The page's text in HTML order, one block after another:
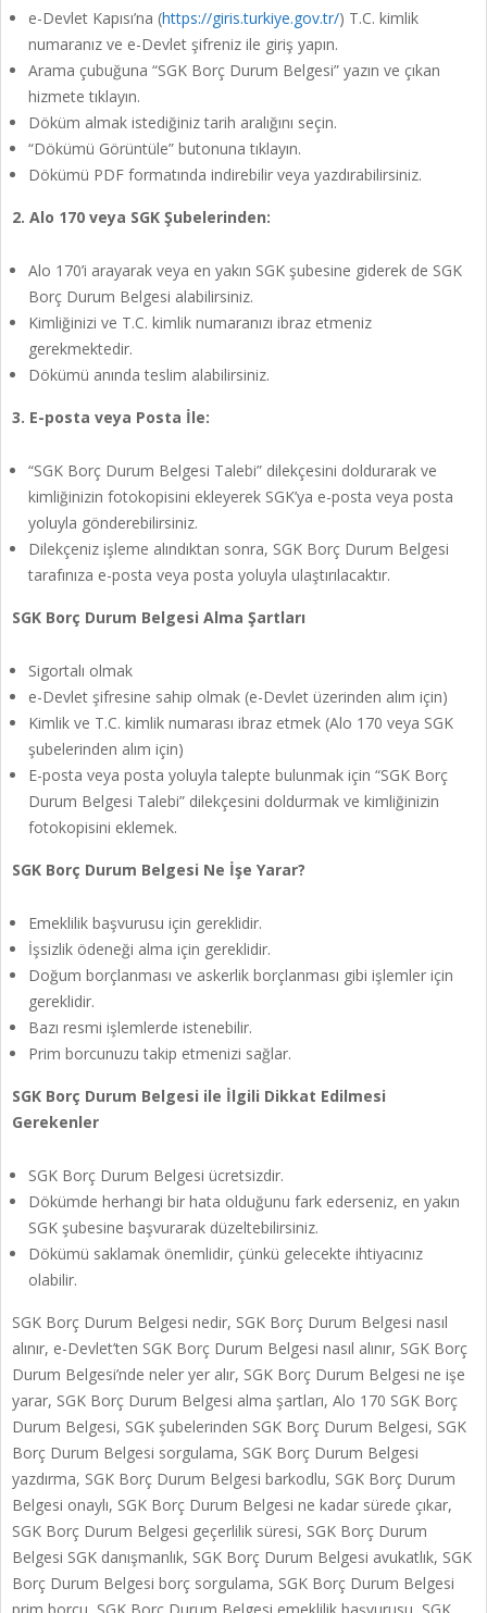
e-Devlet Kapısı’na (https://giris.turkiye.gov.tr/) T.C. kimlik
numaranız ve e-Devlet şifreniz ile giriş yapın.
Arama çubuğuna “SGK Borç Durum Belgesi” yazın ve çıkan
hizmete tıklayın.
Döküm almak istediğiniz tarih aralığını seçin.
“Dökümü Görüntüle” butonuna tıklayın.
Dökümü PDF formatında indirebilir veya yazdırabilirsiniz.
2. Alo 170 veya SGK Şubelerinden:
Alo 170’i arayarak veya en yakın SGK şubesine giderek de SGK
Borç Durum Belgesi alabilirsiniz.
Kimliğinizi ve T.C. kimlik numaranızı ibraz etmeniz
gerekmektedir.
Dökümü anında teslim alabilirsiniz.
3. E-posta veya Posta İle:
“SGK Borç Durum Belgesi Talebi” dilekçesini doldurarak ve
kimliğinizin fotokopisini ekleyerek SGK’ya e-posta veya posta
yoluyla gönderebilirsiniz.
Dilekçeniz işleme alındıktan sonra, SGK Borç Durum Belgesi
tarafınıza e-posta veya posta yoluyla ulaştırılacaktır.
SGK Borç Durum Belgesi Alma Şartları
Sigortalı olmak
e-Devlet şifresine sahip olmak (e-Devlet üzerinden alım için)
Kimlik ve T.C. kimlik numarası ibraz etmek (Alo 170 veya SGK
şubelerinden alım için)
E-posta veya posta yoluyla talepte bulunmak için “SGK Borç
Durum Belgesi Talebi” dilekçesini doldurmak ve kimliğinizin
fotokopisini eklemek.
SGK Borç Durum Belgesi Ne İşe Yarar?
Emeklilik başvurusu için gereklidir.
İşsizlik ödeneği alma için gereklidir.
Doğum borçlanması ve askerlik borçlanması gibi işlemler için
gereklidir.
Bazı resmi işlemlerde istenebilir.
Prim borcunuzu takip etmenizi sağlar.
SGK Borç Durum Belgesi ile İlgili Dikkat Edilmesi
Gerekenler
SGK Borç Durum Belgesi ücretsizdir.
Dökümde herhangi bir hata olduğunu fark ederseniz, en yakın
SGK şubesine başvurarak düzeltebilirsiniz.
Dökümü saklamak önemlidir, çünkü gelecekte ihtiyacınız
olabilir.
SGK Borç Durum Belgesi nedir, SGK Borç Durum Belgesi nasıl
alınır, e-Devlet’ten SGK Borç Durum Belgesi nasıl alınır, SGK Borç
Durum Belgesi’nde neler yer alır, SGK Borç Durum Belgesi ne işe
yarar, SGK Borç Durum Belgesi alma şartları, Alo 170 SGK Borç
Durum Belgesi, SGK şubelerinden SGK Borç Durum Belgesi, SGK
Borç Durum Belgesi sorgulama, SGK Borç Durum Belgesi
yazdırma, SGK Borç Durum Belgesi barkodlu, SGK Borç Durum
Belgesi onaylı, SGK Borç Durum Belgesi ne kadar sürede çıkar,
SGK Borç Durum Belgesi geçerlilik süresi, SGK Borç Durum
Belgesi SGK danışmanlık, SGK Borç Durum Belgesi avukatlık, SGK
Borç Durum Belgesi borç sorgulama, SGK Borç Durum Belgesi